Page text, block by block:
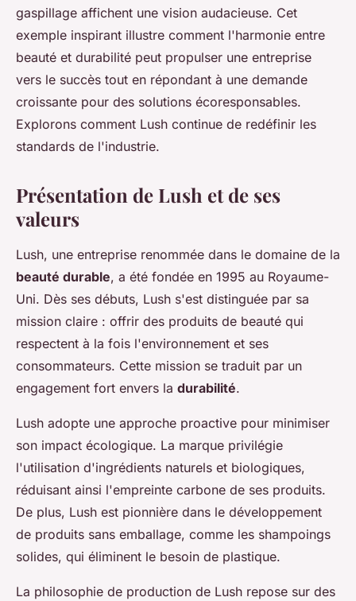
gaspillage affichent une vision audacieuse. Cet
exemple inspirant illustre comment l'harmonie entre
beauté et durabilité peut propulser une entreprise
vers le succès tout en répondant à une demande
croissante pour des solutions écoresponsables.
Explorons comment Lush continue de redéfinir les
standards de l'industrie.
Présentation de Lush et de ses
valeurs
Lush, une entreprise renommée dans le domaine de la
beauté durable, a été fondée en 1995 au Royaume-
Uni. Dès ses débuts, Lush s'est distinguée par sa
mission claire : offrir des produits de beauté qui
respectent à la fois l'environnement et ses
consommateurs. Cette mission se traduit par un
engagement fort envers la durabilité.
Lush adopte une approche proactive pour minimiser
son impact écologique. La marque privilégie
l'utilisation d'ingrédients naturels et biologiques,
réduisant ainsi l'empreinte carbone de ses produits.
De plus, Lush est pionnière dans le développement
de produits sans emballage, comme les shampoings
solides, qui éliminent le besoin de plastique.
La philosophie de production de Lush repose sur des